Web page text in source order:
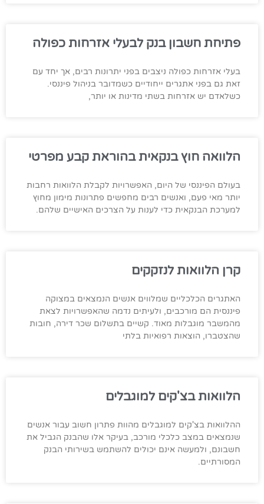
פתיחת חשבון בנק לבעלי אזרחות כפולה
בעלי אזרחות כפולה ניצבים בפני יתרונות רבים, אך יחד עם
זאת גם בפני אתגרים ייחודיים כשמדובר בניהול פיננסי.
כשלאדם יש אזרחות בשתי מדינות או יותר,
הלוואה חוץ בנקאית בהוראת קבע מפרטי
בעולם הפיננסי של היום, האפשרויות לקבלת הלוואות רחבות
יותר מאי פעם, ואנשים רבים מחפשים פתרונות מימון מחוץ
למערכת הבנקאית כדי לענות על הצרכים האישיים שלהם.
קרן הלוואות לנזקקים
האתגרים הכלכליים שמלווים אנשים הנמצאים במצוקה
פיננסית הם מורכבים, ולעיתים נדמה שהאפשרויות לצאת
מהמשבר מוגבלות מאוד. קשיים בתשלום שכר דירה, חובות
שהצטברו, הוצאות רפואיות בלתי
הלוואות בצ'קים למוגבלים
ההלוואות בצ'קים למוגבלים מהוות פתרון חשוב עבור אנשים
שנמצאים במצב כלכלי מורכב, בעיקר אלו שהבנק הגביל את
חשבונם, ולמעשה אינם יכולים להשתמש בשירותי הבנק
המסורתיים.